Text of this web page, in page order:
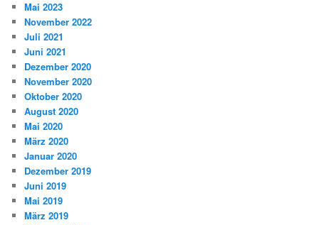
Mai 2023
November 2022
Juli 2021
Juni 2021
Dezember 2020
November 2020
Oktober 2020
August 2020
Mai 2020
März 2020
Januar 2020
Dezember 2019
Juni 2019
Mai 2019
März 2019